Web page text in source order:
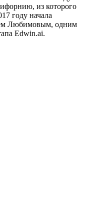
из которого
году начала
Любимовым, одним
Edwin.ai.